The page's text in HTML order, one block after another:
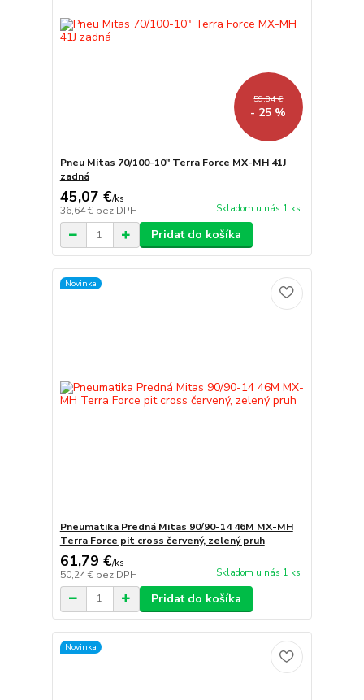
59,84 €
- 25 %
Pneu Mitas 70/100-10" Terra Force MX-MH 41J
zadná
45,07 €/ks
36,64 € bez DPH Skladom u nás 1 ks
Pridať do košíka
Novinka
Pneumatika Predná Mitas 90/90-14 46M MX-MH
Terra Force pit cross červený, zelený pruh
61,79 €/ks
50,24 € bez DPH Skladom u nás 1 ks
Pridať do košíka
Novinka